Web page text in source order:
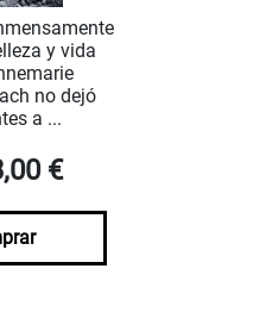
y vida
no dejó
a ...
€